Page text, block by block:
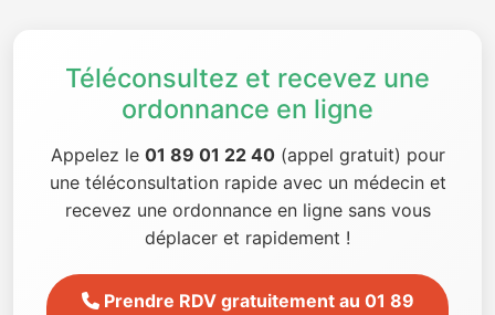
Téléconsultez et recevez une
ordonnance en ligne
Appelez le 01 89 01 22 40(appel gratuit) pour
une téléconsultation rapide avec un médecin et
recevez une ordonnance en ligne sans vous
déplacer et rapidement !
Prendre RDV gratuitement au 01 89